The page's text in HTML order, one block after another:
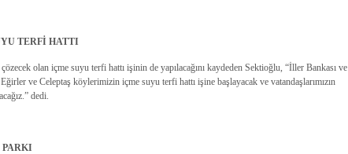
TERFİ HATTI
olan içme suyu terfi hattı işinin de yapılacağını kaydeden Sektioğlu, “İller Bankası ve
ve Celeptaş köylerimizin içme suyu terfi hattı işine başlayacak ve vatandaşlarımızın
dedi.
PARKI